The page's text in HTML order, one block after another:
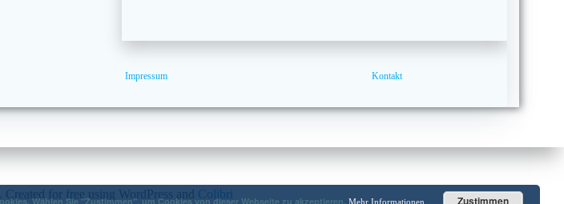
Impressum Kontakt
for free using WordPress and Colibri
Wählen Sie "Zustimmen", um Cookies von dieser Webseite zu akzeptieren. Mehr Informationen Zustimmen